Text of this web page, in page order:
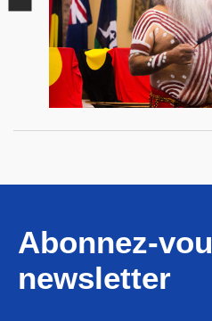
Abonnez-
newsletter